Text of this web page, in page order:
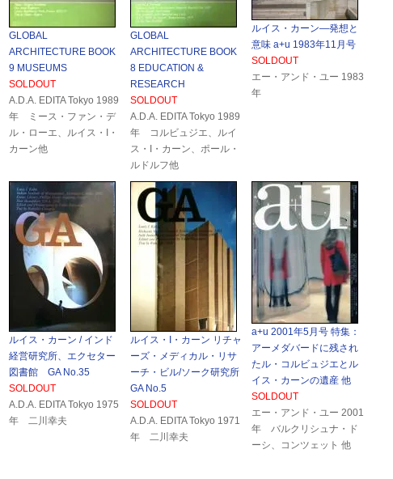
GLOBAL
ARCHITECTURE BOOK
9 MUSEUMS
SOLDOUT
A.D.A. EDITA Tokyo 1989
年 ミース・ファン・デ
ル・ローエ、ルイス・I・
カーン他
GLOBAL
ARCHITECTURE BOOK
8 EDUCATION &
RESEARCH
SOLDOUT
A.D.A. EDITA Tokyo 1989
年 コルビュジエ、ルイ
ス・I・カーン、ポール・
ルドルフ他
ルイス・カーン―発想と
意味 a+u 1983年11月号
SOLDOUT
エー・アンド・ユー 1983
年
ルイス・カーン / インド
経営研究所、エクセター
図書館 GA No.35
SOLDOUT
A.D.A. EDITA Tokyo 1975
年 二川幸夫
ルイス・I・カーン リチャ
ーズ・メディカル・リサ
ーチ・ビル/ソーク研究所
GA No.5
SOLDOUT
A.D.A. EDITA Tokyo 1971
年 二川幸夫
a+u 2001年5月号 特集：
アーメダバードに残され
たル・コルビュジエとル
イス・カーンの遺産 他
SOLDOUT
エー・アンド・ユー 2001
年 バルクリシュナ・ド
ーシ、コンツェット 他